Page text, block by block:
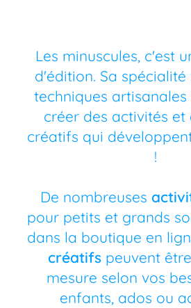
Les minuscules, c'est
d'édition. Sa spécialité
techniques
créer des activités et
créatifs qui
!
De nombreuses
pour petits et grands
dans la boutique en
créatifs peuvent
mesure selon vos
enfants, ados ou